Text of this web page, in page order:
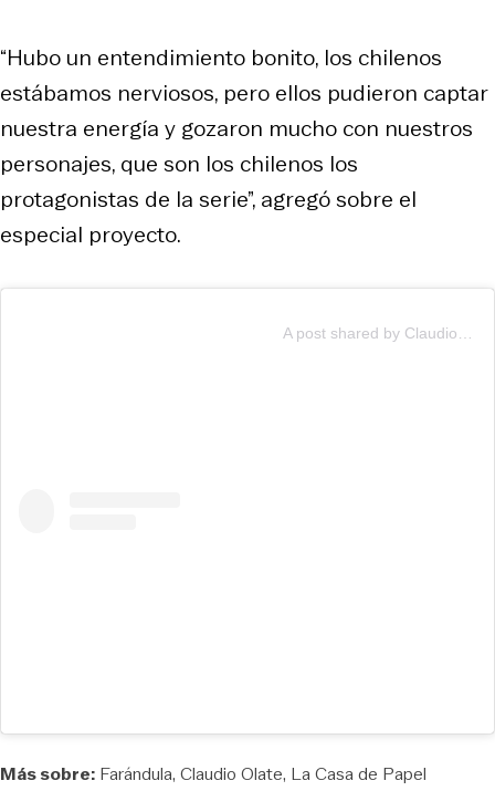
“Hubo un entendimiento bonito, los chilenos
estábamos nerviosos, pero ellos pudieron captar
nuestra energía y gozaron mucho con nuestros
personajes, que son los chilenos los
protagonistas de la serie”, agregó sobre el
especial proyecto.
Más sobre: Farándula Claudio Olate La Casa de Papel